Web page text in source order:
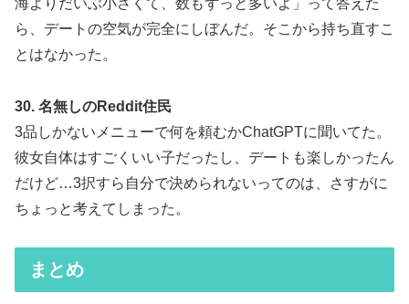
ら、デートの空気が完全にしぼんだ。そこから持ち直すこ
とはなかった。
30. 名無しのReddit住民
3品しかないメニューで何を頼むかChatGPTに聞いてた。
彼女自体はすごくいい子だったし、デートも楽しかったん
だけど…3択すら自分で決められないってのは、さすがに
ちょっと考えてしまった。
まとめ